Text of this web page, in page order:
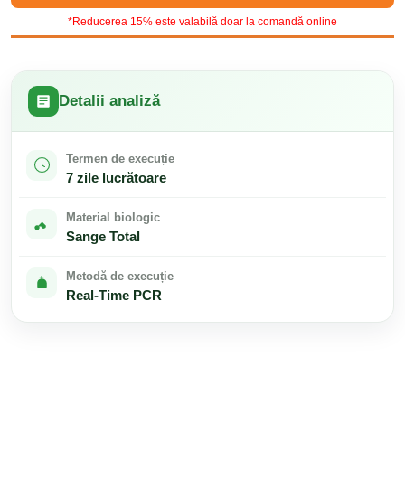
*Reducerea 15% este valabilă doar la comandă online
Detalii analiză
Termen de execuție
7 zile lucrătoare
Material biologic
Sange Total
Metodă de execuție
Real-Time PCR